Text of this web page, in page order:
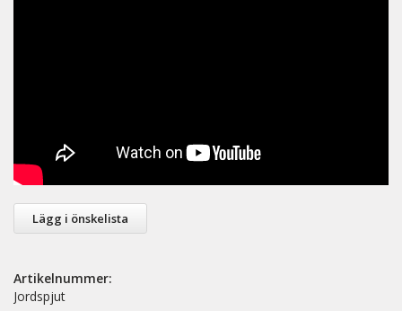
Lägg i önskelista
Artikelnummer:
Jordspjut